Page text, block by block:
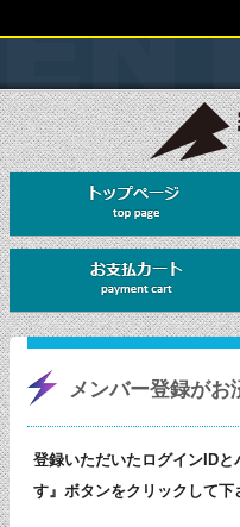
メンバー登録がお
登録いただいたログインID
す』ボタンをクリックして下